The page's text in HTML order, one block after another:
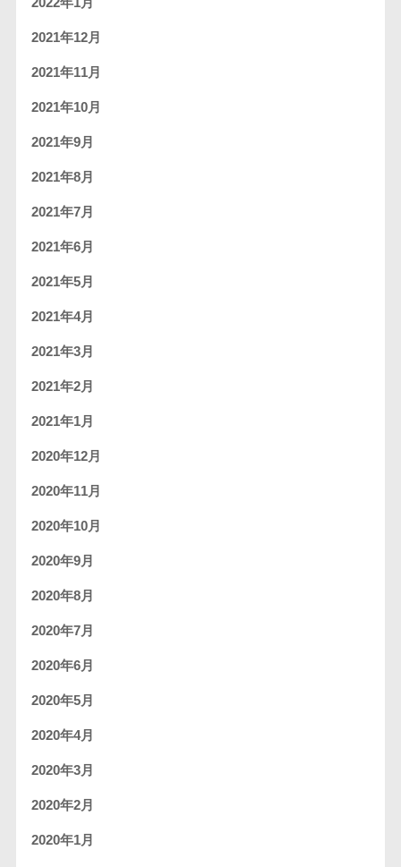
2022年1月
2021年12月
2021年11月
2021年10月
2021年9月
2021年8月
2021年7月
2021年6月
2021年5月
2021年4月
2021年3月
2021年2月
2021年1月
2020年12月
2020年11月
2020年10月
2020年9月
2020年8月
2020年7月
2020年6月
2020年5月
2020年4月
2020年3月
2020年2月
2020年1月